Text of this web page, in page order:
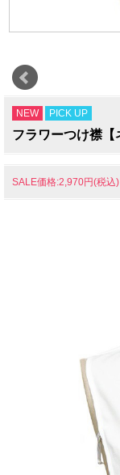
NEW PICK UP
フラワーつけ襟【
SALE価格:2,970円(税込)